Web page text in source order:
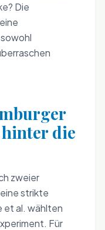
Die
die
zweier
strikte
et al. wählten
Für